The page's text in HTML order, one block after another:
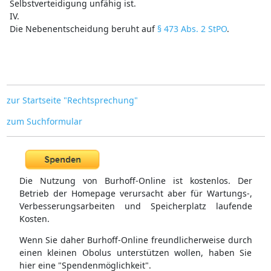
Selbstverteidigung unfähig ist.
IV.
Die Nebenentscheidung beruht auf § 473 Abs. 2 StPO.
zur Startseite "Rechtsprechung"
zum Suchformular
Die Nutzung von Burhoff-Online ist kostenlos. Der
Betrieb der Homepage verursacht aber für Wartungs-,
Verbesserungsarbeiten und Speicherplatz laufende
Kosten.
Wenn Sie daher Burhoff-Online freundlicherweise durch
einen kleinen Obolus unterstützen wollen, haben Sie
hier eine "Spendenmöglichkeit".